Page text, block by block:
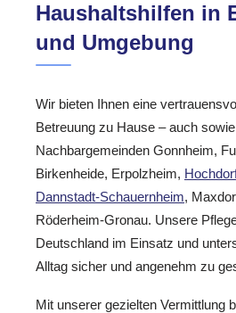
Haushaltshilfen in
und Umgebung
Wir bieten Ihnen eine
Betreuung zu Hause – auch
Nachbargemeinden Gonnheim,
Birkenheide, Erpolzheim,
Dannstadt-Schauernheim,
Röderheim-Gronau. Unsere
Deutschland im Einsatz und
Alltag sicher und angenehm zu
Mit unserer gezielten Vermittlung